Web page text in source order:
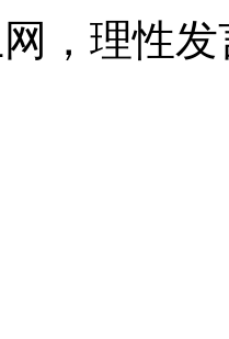
，理性